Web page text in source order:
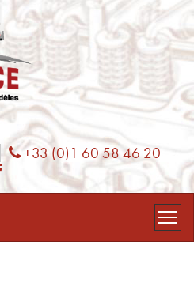
Phone
+33 (0)1 60 58 46 20
Facebook